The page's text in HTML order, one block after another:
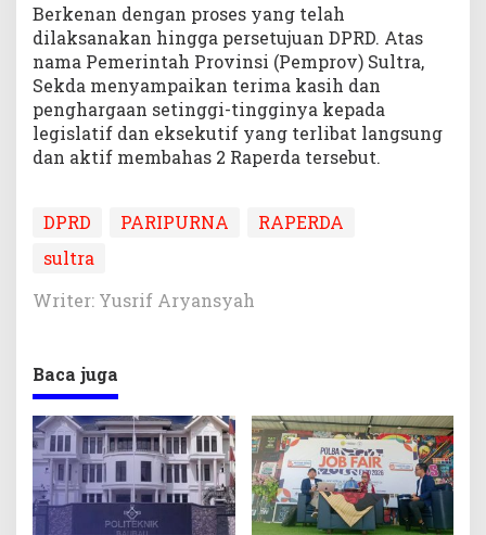
Berkenan dengan proses yang telah
dilaksanakan hingga persetujuan DPRD. Atas
nama Pemerintah Provinsi (Pemprov) Sultra,
Sekda menyampaikan terima kasih dan
penghargaan setinggi-tingginya kepada
legislatif dan eksekutif yang terlibat langsung
dan aktif membahas 2 Raperda tersebut.
DPRD PARIPURNA
RAPERDA
sultra
Writer: Yusrif Aryansyah
Baca juga